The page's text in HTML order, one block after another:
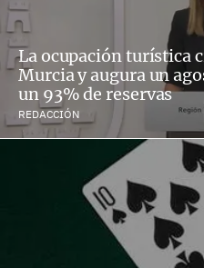
La ocupación turística
Murcia y augura un
un 93% de reservas
REDACCIÓN